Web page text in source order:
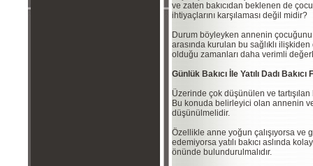
ve zaten bakıcıdan beklenen de
ihtiyaçlarını karşılaması değil midir?
Durum böyleyken annenin çocuğunu
arasında kurulan bu sağlıklı
olduğu zamanları daha verimli
Günlük Bakıcı İle Yatılı Dadı Bakıcı
Üzerinde çok düşünülen ve tartışılan
Bu konuda belirleyici olan annenin
düşünülmelidir.
Özellikle anne yoğun çalışıyorsa
edemiyorsa yatılı bakıcı aslında
önünde bulundurulmalıdır.